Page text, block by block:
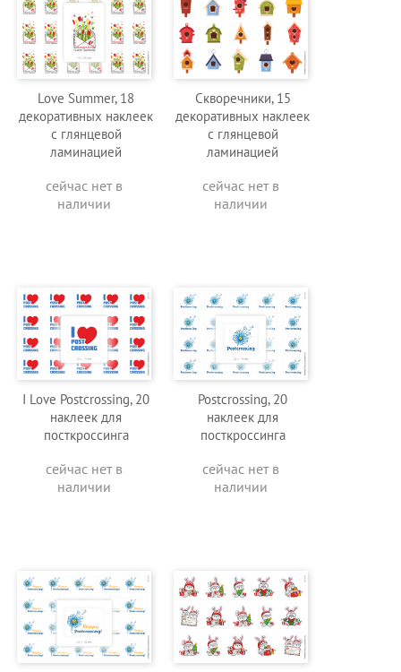
Love Summer, 18
декоративных наклеек
с глянцевой
ламинацией
сейчас нет в
наличии
Скворечники, 15
декоративных наклеек
с глянцевой
ламинацией
сейчас нет в
наличии
I Love Postcrossing, 20
наклеек для
посткроссинга
сейчас нет в
наличии
Postcrossing, 20
наклеек для
посткроссинга
сейчас нет в
наличии